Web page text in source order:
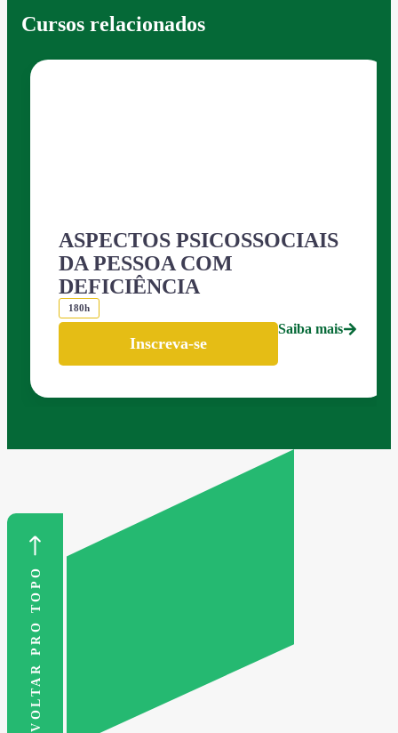
Cursos relacionados
ASPECTOS PSICOSSOCIAIS
DA PESSOA COM
DEFICIÊNCIA
180h
Inscreva-se
Saiba mais
VOLTAR PRO TOPO